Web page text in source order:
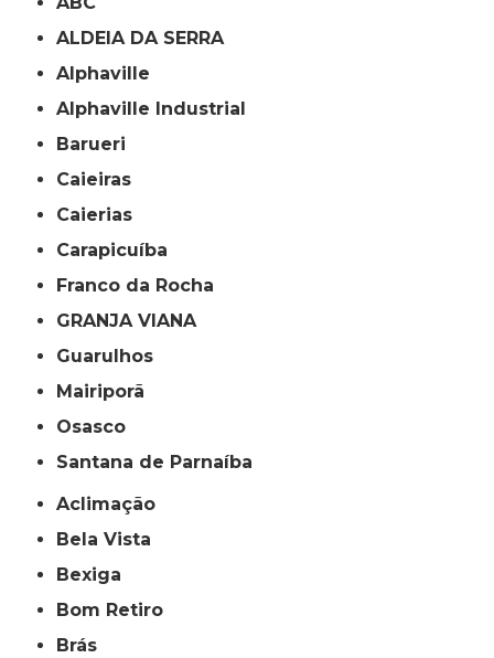
ALDEIA DA SERRA
Alphaville
Alphaville Industrial
Barueri
Caieiras
Caierias
Carapicuíba
Franco da Rocha
GRANJA VIANA
Guarulhos
Mairiporã
Osasco
Santana de Parnaíba
Aclimação
Bela Vista
Bexiga
Bom Retiro
Brás